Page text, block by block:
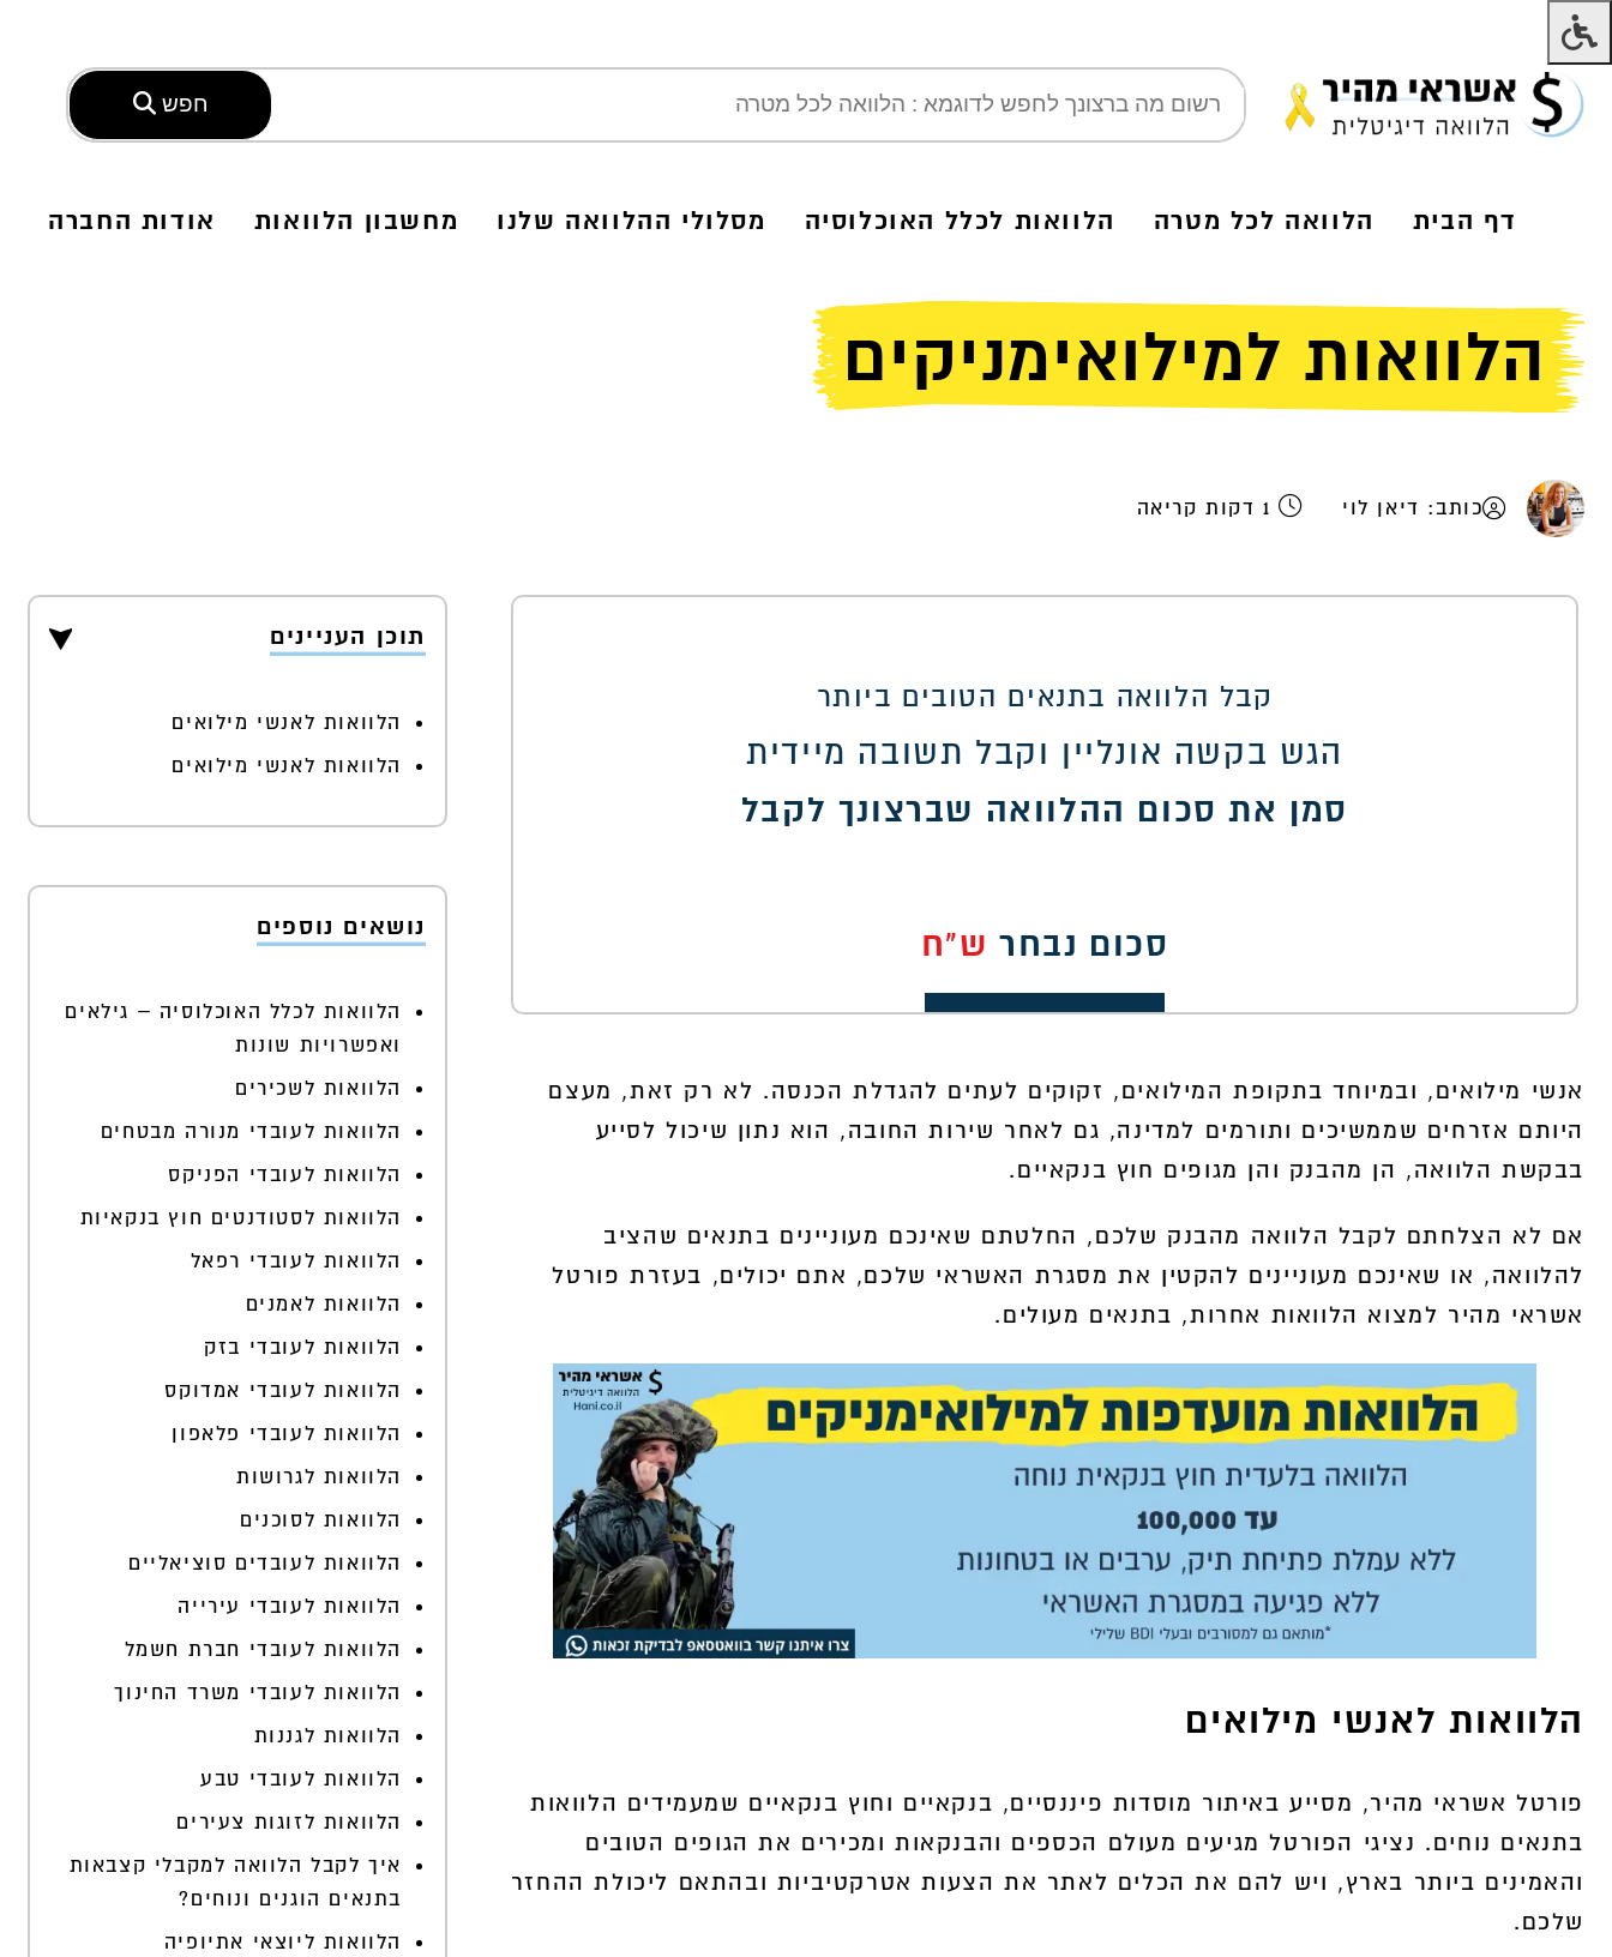
חפש
דף הבית הלוואה לכל מטרה הלוואות לכלל האוכלוסיה מסלולי ההלוואה שלנו מחשבון הלוואות אודות החברה
הלוואות למילואימניקים
כותב: דיאן לוי 1 דקות קריאה
קבל הלוואה בתנאים הטובים ביותר
הגש בקשה אונליין וקבל תשובה מיידית
סמן את סכום ההלוואה שברצונך לקבל
סכום נבחר ש"ח
30,000
3,000 400,000
אנשי מילואים, ובמיוחד בתקופת המילואים, זקוקים לעתים להגדלת הכנסה. לא רק זאת, מעצם
היותם אזרחים שממשיכים ותורמים למדינה, גם לאחר שירות החובה, הוא נתון שיכול לסייע
בבקשת הלוואה, הן מהבנק והן מגופים חוץ בנקאיים.
אם לא הצלחתם לקבל הלוואה מהבנק שלכם, החלטתם שאינכם מעוניינים בתנאים שהציב
להלוואה, או שאינכם מעוניינים להקטין את מסגרת האשראי שלכם, אתם יכולים, בעזרת פורטל
אשראי מהיר למצוא הלוואות אחרות, בתנאים מעולים.
הלוואות לאנשי מילואים
פורטל אשראי מהיר, מסייע באיתור מוסדות פיננסיים, בנקאיים וחוץ בנקאיים שמעמידים הלוואות
בתנאים נוחים. נציגי הפורטל מגיעים מעולם הכספים והבנקאות ומכירים את הגופים הטובים
והאמינים ביותר בארץ, ויש להם את הכלים לאתר את הצעות אטרקטיביות ובהתאם ליכולת ההחזר
שלכם.
תוכן העניינים
הלוואות לאנשי מילואים
הלוואות לאנשי מילואים
נושאים נוספים
הלוואות לכלל האוכלוסיה – גילאים
ואפשרויות שונות
הלוואות לשכירים
הלוואות לעובדי מנורה מבטחים
הלוואות לעובדי הפניקס
הלוואות לסטודנטים חוץ בנקאיות
הלוואות לעובדי רפאל
הלוואות לאמנים
הלוואות לעובדי בזק
הלוואות לעובדי אמדוקס
הלוואות לעובדי פלאפון
הלוואות לגרושות
הלוואות לסוכנים
הלוואות לעובדים סוציאליים
הלוואות לעובדי עירייה
הלוואות לעובדי חברת חשמל
הלוואות לעובדי משרד החינוך
הלוואות לגננות
הלוואות לעובדי טבע
הלוואות לזוגות צעירים
איך לקבל הלוואה למקבלי קצבאות
בתנאים הוגנים ונוחים?
הלוואות ליוצאי אתיופיה